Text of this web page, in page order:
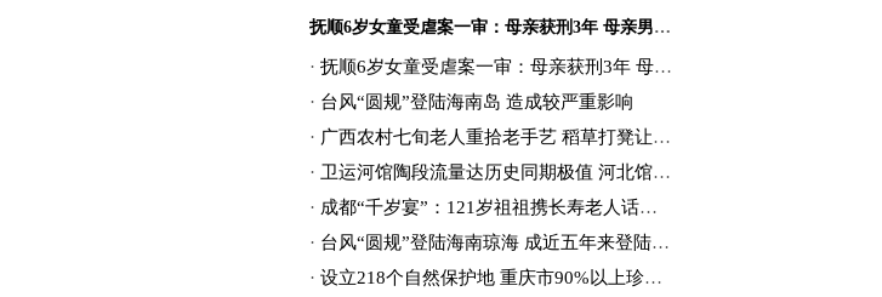
抚顺6岁女童受虐案一审：母亲获刑3年 母亲男友获刑16年
· 抚顺6岁女童受虐案一审：母亲获刑3年 母亲男友获刑16年
· 台风“圆规”登陆海南岛 造成较严重影响
· 广西农村七旬老人重拾老手艺 稻草打凳让秸秆“变废为宝”
· 卫运河馆陶段流量达历史同期极值 河北馆陶抗洪抢收
· 成都“千岁宴”：121岁祖祖携长寿老人话重阳
· 台风“圆规”登陆海南琼海 成近五年来登陆海南最强台风
· 设立218个自然保护地 重庆市90%以上珍稀濒危野生动植物获保护